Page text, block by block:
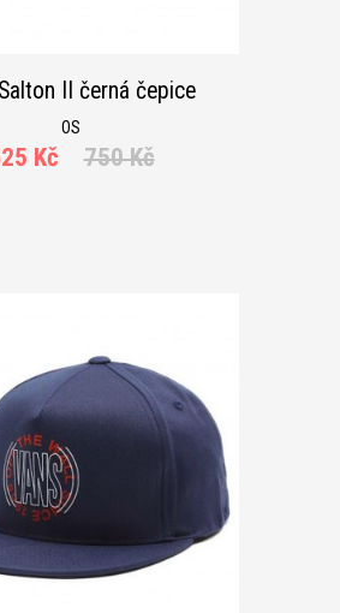
II černá čepice
OS
Kč 750 Kč